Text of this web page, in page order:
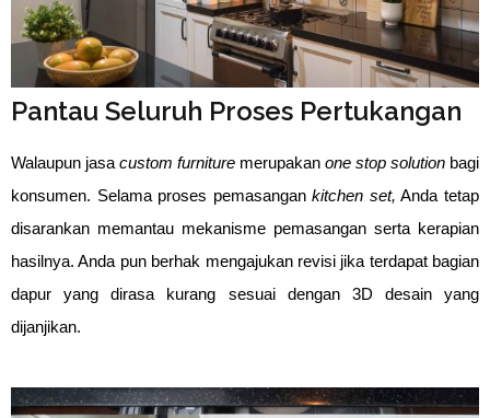
Pantau Seluruh Proses Pertukangan
Walaupun jasa custom furniture merupakan one stop solution bagi
konsumen. Selama proses pemasangan kitchen set, Anda tetap
disarankan memantau mekanisme pemasangan serta kerapian
hasilnya. Anda pun berhak mengajukan revisi jika terdapat bagian
dapur yang dirasa kurang sesuai dengan 3D desain yang
dijanjikan.